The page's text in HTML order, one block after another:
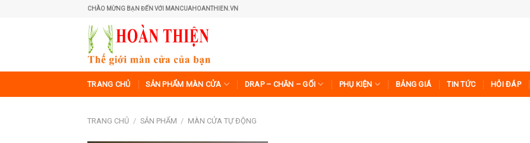
CHÀO MỪNG BẠN ĐẾN VỚI MANCUAHOANTHIEN.VN
TRANG CHỦ SẢN PHẨM MÀN CỬA DRAP – CHĂN – GỐI PHỤ KIỆN BẢNG GIÁ TIN TỨC HỎI ĐÁP
TRANG CHỦ / SẢN PHẨM / MÀN CỬA TỰ ĐỘNG